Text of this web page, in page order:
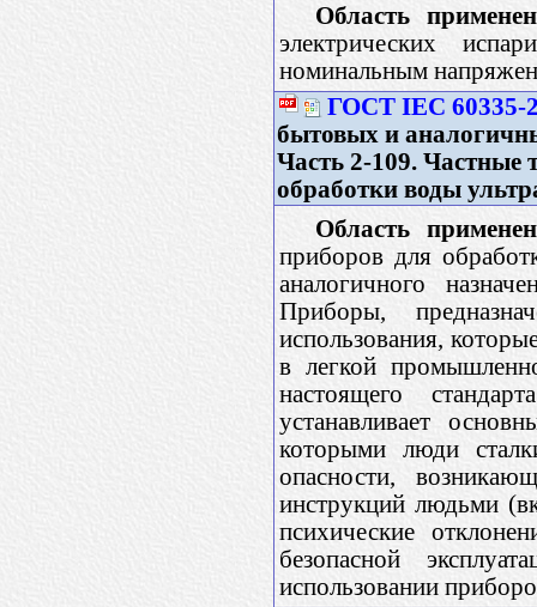
Область
электрических
номинальным
ГОСТ IEC 60335-
бытовых и
Часть 2-109. Частные
обработки воды
Область
приборов для
аналогичного
Приборы,
использования,
в легкой
настоящего
устанавливает
которыми люди
опасности,
инструкций людьми
психические
безопасной
использовании